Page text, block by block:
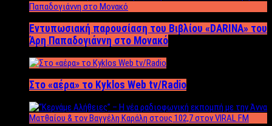
Εντυπωσιακή παρουσίαση του Βιβλίου «DARINA» του
Άρη Παπαδογιάννη στο Μονακό
Στο «αέρα» το Kyklos Web tv/Radio